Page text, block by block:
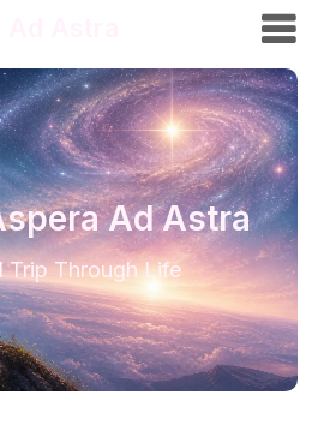
Ad Astra
Trip Through Life